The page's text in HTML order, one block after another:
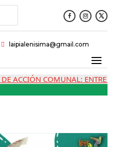
 laipialenisima@gmail.com
ACCIÓN COMUNAL: ENTRE LA